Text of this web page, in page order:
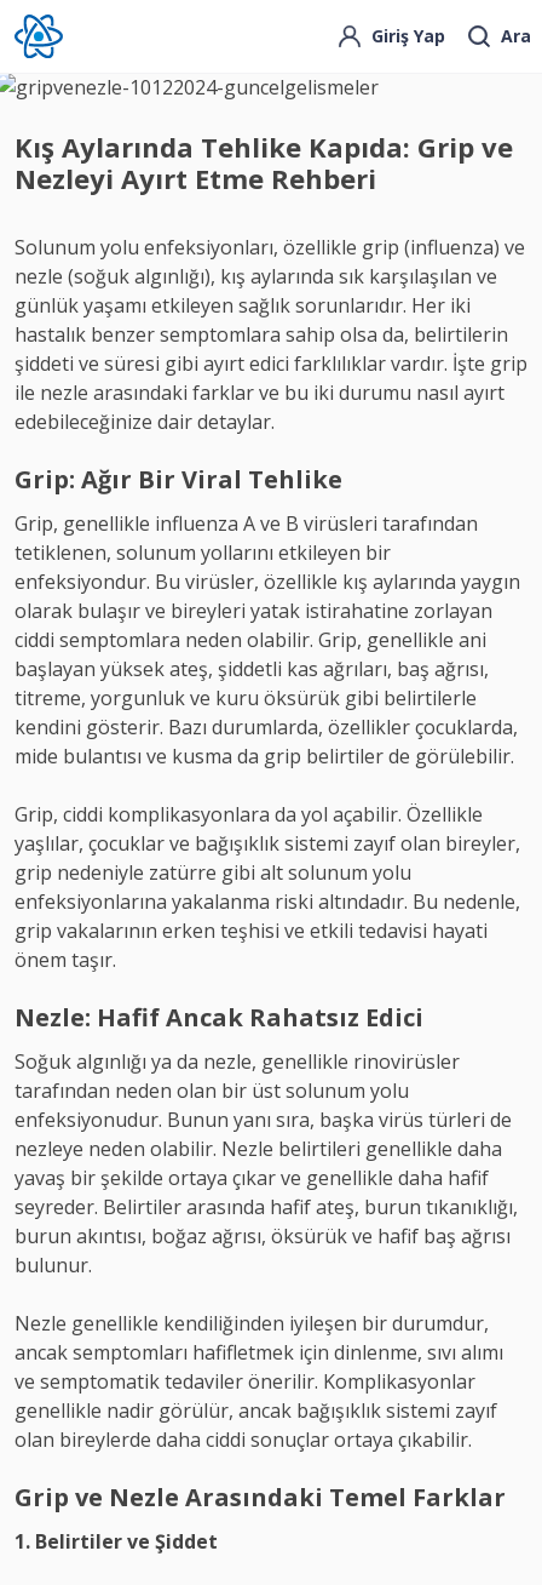
Giriş Yap Ara
Kış Aylarında Tehlike Kapıda: Grip ve
Nezleyi Ayırt Etme Rehberi
Solunum yolu enfeksiyonları, özellikle grip (influenza) ve
nezle (soğuk algınlığı), kış aylarında sık karşılaşılan ve
günlük yaşamı etkileyen sağlık sorunlarıdır. Her iki
hastalık benzer semptomlara sahip olsa da, belirtilerin
şiddeti ve süresi gibi ayırt edici farklılıklar vardır. İşte grip
ile nezle arasındaki farklar ve bu iki durumu nasıl ayırt
edebileceğinize dair detaylar.
Grip: Ağır Bir Viral Tehlike
Grip, genellikle influenza A ve B virüsleri tarafından
tetiklenen, solunum yollarını etkileyen bir
enfeksiyondur. Bu virüsler, özellikle kış aylarında yaygın
olarak bulaşır ve bireyleri yatak istirahatine zorlayan
ciddi semptomlara neden olabilir. Grip, genellikle ani
başlayan yüksek ateş, şiddetli kas ağrıları, baş ağrısı,
titreme, yorgunluk ve kuru öksürük gibi belirtilerle
kendini gösterir. Bazı durumlarda, özellikler çocuklarda,
mide bulantısı ve kusma da grip belirtiler de görülebilir.
Grip, ciddi komplikasyonlara da yol açabilir. Özellikle
yaşlılar, çocuklar ve bağışıklık sistemi zayıf olan bireyler,
grip nedeniyle zatürre gibi alt solunum yolu
enfeksiyonlarına yakalanma riski altındadır. Bu nedenle,
grip vakalarının erken teşhisi ve etkili tedavisi hayati
önem taşır.
Nezle: Hafif Ancak Rahatsız Edici
Soğuk algınlığı ya da nezle, genellikle rinovirüsler
tarafından neden olan bir üst solunum yolu
enfeksiyonudur. Bunun yanı sıra, başka virüs türleri de
nezleye neden olabilir. Nezle belirtileri genellikle daha
yavaş bir şekilde ortaya çıkar ve genellikle daha hafif
seyreder. Belirtiler arasında hafif ateş, burun tıkanıklığı,
burun akıntısı, boğaz ağrısı, öksürük ve hafif baş ağrısı
bulunur.
Nezle genellikle kendiliğinden iyileşen bir durumdur,
ancak semptomları hafifletmek için dinlenme, sıvı alımı
ve semptomatik tedaviler önerilir. Komplikasyonlar
genellikle nadir görülür, ancak bağışıklık sistemi zayıf
olan bireylerde daha ciddi sonuçlar ortaya çıkabilir.
Grip ve Nezle Arasındaki Temel Farklar
1. Belirtiler ve Şiddet